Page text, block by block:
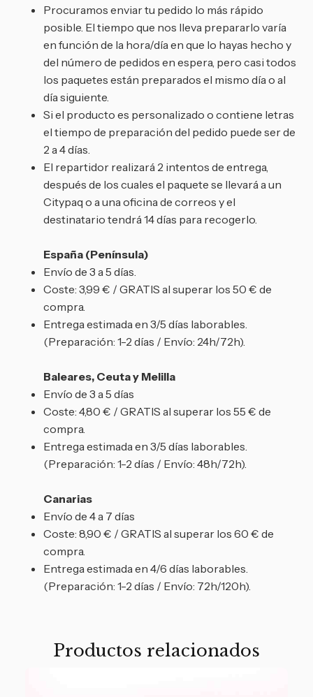
Procuramos enviar tu pedido lo más rápido
posible. El tiempo que nos lleva prepararlo varía
en función de la hora/día en que lo hayas hecho y
del número de pedidos en espera, pero casi todos
los paquetes están preparados el mismo día o al
día siguiente.
Si el producto es personalizado o contiene letras
el tiempo de preparación del pedido puede ser de
2 a 4 días.
El repartidor realizará 2 intentos de entrega,
después de los cuales el paquete se llevará a un
Citypaq o a una oficina de correos y el
destinatario tendrá 14 días para recogerlo.
España (Península)
Envío de 3 a 5 días.
Coste: 3,99 € / GRATIS al superar los 50 € de
compra.
Entrega estimada en 3/5 días laborables.
(Preparación: 1-2 días / Envío: 24h/72h).
Baleares, Ceuta y Melilla
Envío de 3 a 5 días
Coste: 4,80 € / GRATIS al superar los 55 € de
compra.
Entrega estimada en 3/5 días laborables.
(Preparación: 1-2 días / Envío: 48h/72h).
Canarias
Envío de 4 a 7 días
Coste: 8,90 € / GRATIS al superar los 60 € de
compra.
Entrega estimada en 4/6 días laborables.
(Preparación: 1-2 días / Envío: 72h/120h).
Productos relacionados